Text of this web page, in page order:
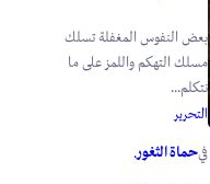
بعض النفوس المغفلة تسلك
مسلك التهكم واللمز على ما
نتكلم...
التحرير
فيحماة الثغور.